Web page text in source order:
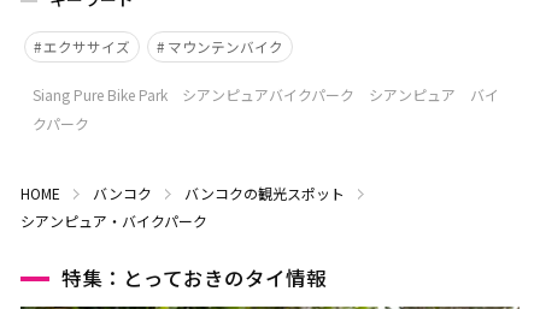
エクササイズ マウンテンバイク
Siang Pure Bike Park シアンピュアバイクパーク シアンピュア バイ
クパーク
HOME バンコク
バンコクの観光スポット
シアンピュア・バイクパーク
特集：とっておきのタイ情報